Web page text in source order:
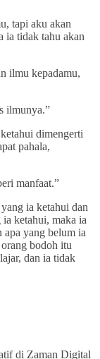
tapi aku akan
ia tidak tahu akan
ilmu kepadamu,
ilmunya.”
dimengerti
pahala,
manfaat.”
ia ketahui dan
ketahui, maka ia
apa yang belum ia
bodoh itu
dan ia tidak